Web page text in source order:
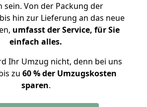
sein. Von der Packung der
hin zur Lieferung an das neue
umfasst der Service, für Sie
einfach alles.
Ihr Umzug nicht, denn bei uns
zu 60 % der Umzugskosten
sparen.